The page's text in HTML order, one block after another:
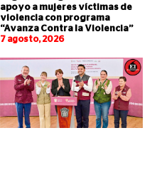
apoyo a mujeres víctimas de
violencia con programa
“Avanza Contra la Violencia”
7 agosto, 2026